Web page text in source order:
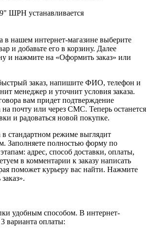
ШРН устанавливается
в нашем интернет-магазине выберите
и добавьте его в корзину. Далее
и нажмите на «Оформить заказ» или
заказ, напишите ФИО, телефон и
менеджер и уточнит условия заказа.
вам придет подтверждение
почту или через СМС. Теперь останется
и радоваться новой покупке.
стандартном режиме выглядит
Заполняете полностью форму по
адрес, способ доставки, оплаты,
в комментарии к заказу написать
поможет курьеру вас найти. Нажмите
удобным способом. В интернет-
варианта оплаты: